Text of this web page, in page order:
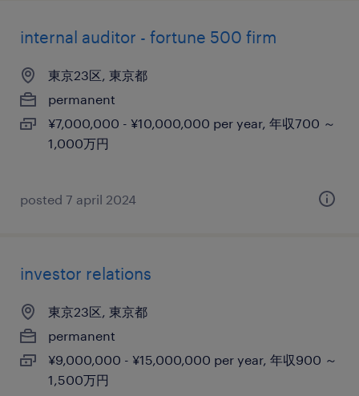
internal auditor - fortune 500 firm
東京23区, 東京都
permanent
¥7,000,000 - ¥10,000,000 per year, 年収700 ～
1,000万円
posted 7 april 2024
investor relations
東京23区, 東京都
permanent
¥9,000,000 - ¥15,000,000 per year, 年収900 ～
1,500万円